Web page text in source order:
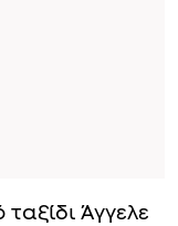
Άγγελε